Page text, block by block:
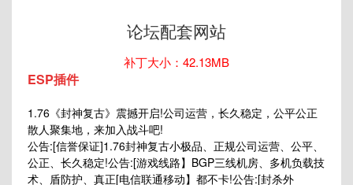
论坛配套网站
补丁大小：42.13MB
ESP插件
1.76《封神复古》震撼开启!公司运营，长久稳定，公平公正
散人聚集地，来加入战斗吧!
公告:[信誉保证]1.76封神复古小极品、正规公司运营、公平、
公正、长久稳定!公告:[游戏线路】BGP三线机房、多机负载技
术、盾防护、真正[电信联通移动】都不卡!公告:[封杀外